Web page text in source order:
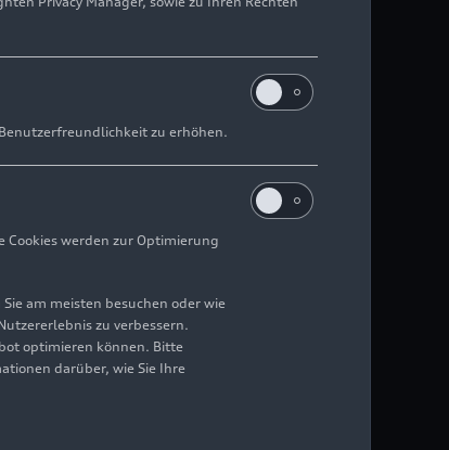
zu erhöhen.
Cookies werden zur Optimierung
am meisten besuchen oder wie
zu verbessern.
optimieren können. Bitte
darüber, wie Sie Ihre